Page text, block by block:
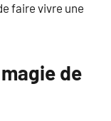
faire vivre une
de